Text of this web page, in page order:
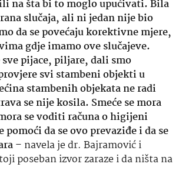
na šta bi to moglo upućivati. Bila
slučaja, ali ni jedan nije bio
da se povećaju korektivne mjere,
gdje imamo ove slučajeve.
pijace, piljare, dali smo
svi stambeni objekti u
stambenih objekata ne radi
se nije kosila. Smeće se mora
se voditi računa o higijeni
pomoći da se ovo prevaziđe i da se
– navela je dr. Bajramović i
poseban izvor zaraze i da ništa na